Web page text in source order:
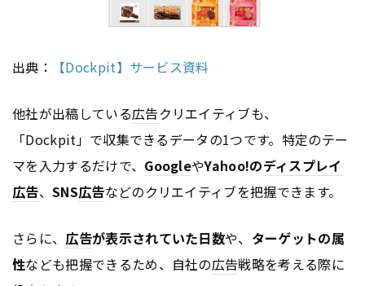
出典： 【Dockpit】サービス資料
他社が出稿している広告クリエイティブも、
「Dockpit」で収集できるデータの1つです。特定のテー
マを入力するだけで、 GoogleやYahoo!のディスプレイ
広告、 SNS広告などのクリエイティブを把握できます。
さらに、 広告が表示されていた日数や、 ターゲットの属
性なども把握できるため、自社の広告戦略を考える際に